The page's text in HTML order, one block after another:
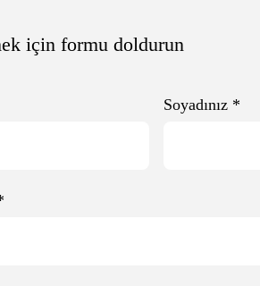
için formu doldurun
Soyadınız *